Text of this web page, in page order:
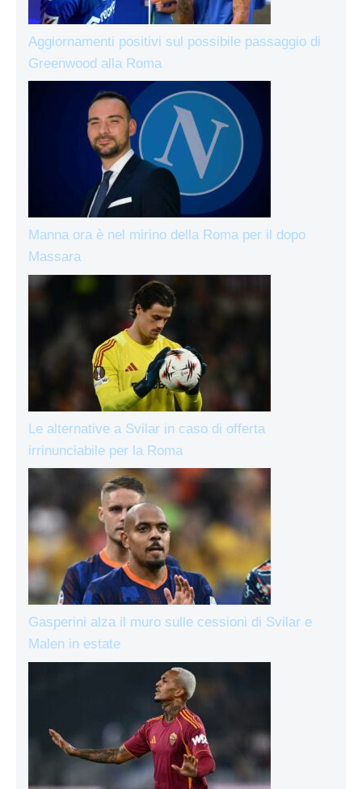
Aggiornamenti positivi sul possibile passaggio di
Greenwood alla Roma
Manna ora è nel mirino della Roma per il dopo
Massara
Le alternative a Svilar in caso di offerta
irrinunciabile per la Roma
Gasperini alza il muro sulle cessioni di Svilar e
Malen in estate